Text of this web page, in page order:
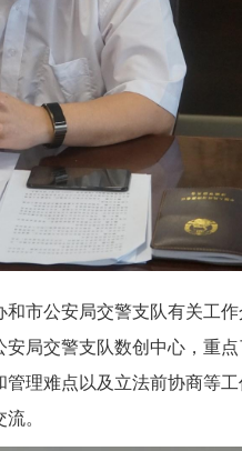
市公安局交警支队有关工
局交警支队数创中心，重
理难点以及立法前协商等
。